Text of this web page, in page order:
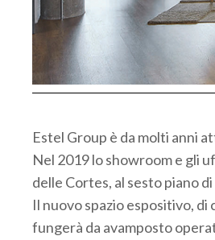
Estel Group è da molti anni
Nel 2019 lo showroom e gli
delle Cortes, al sesto piano
Il nuovo spazio espositivo,
fungerà da avamposto